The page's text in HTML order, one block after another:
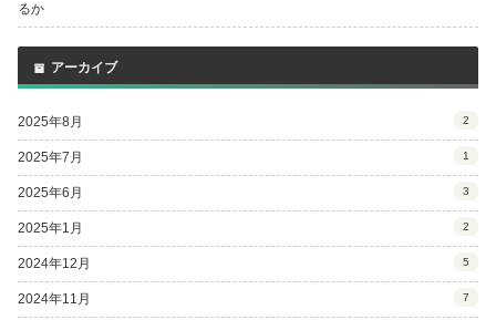
るか
アーカイブ
2025年8月 2
2025年7月 1
2025年6月 3
2025年1月 2
2024年12月 5
2024年11月 7